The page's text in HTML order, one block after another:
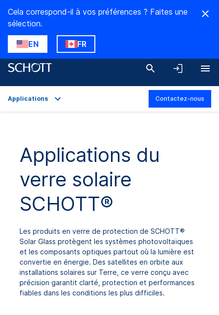
Cela correspond-il à vos préférences ? Faites une
sélection.
EN FR
Caractéristiques techniques
Téléchargements
Applications Contactez-nous
Applications du
verre solaire
SCHOTT®
Les produits en verre de protection de SCHOTT®
Solar Glass protègent les systèmes photovoltaïques
et les composants optiques partout où la lumière est
convertie en énergie. Des satellites en orbite aux
installations solaires sur Terre, ce verre conçu avec
précision garantit clarté, protection et performances
fiables dans les conditions les plus difficiles.